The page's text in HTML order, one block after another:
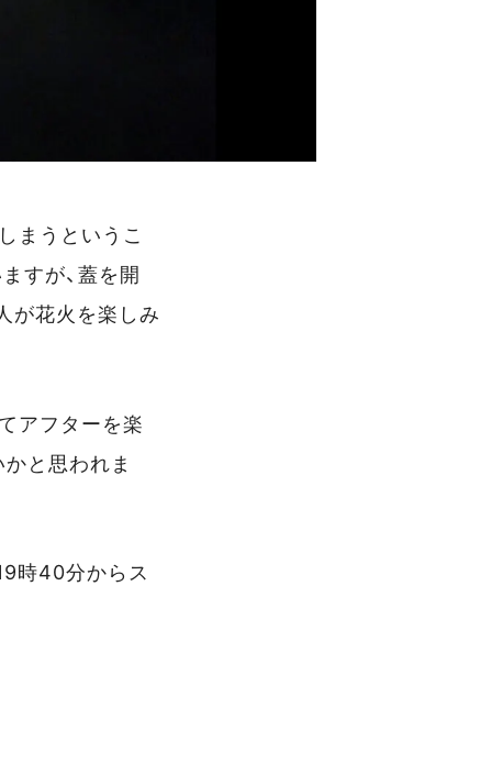
まうというこ
すが、蓋を開
が花火を楽しみ
アフターを楽
と思われま
時40分からス